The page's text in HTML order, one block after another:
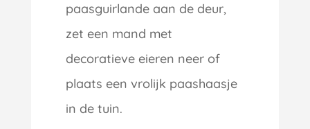
paasguirlande aan de deur,
zet een mand met
decoratieve eieren neer of
plaats een vrolijk paashaasje
in de tuin.